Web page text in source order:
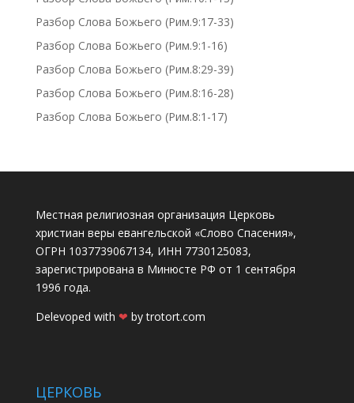
Разбор Слова Божьего (Рим.9:17-33)
Разбор Слова Божьего (Рим.9:1-16)
Разбор Слова Божьего (Рим.8:29-39)
Разбор Слова Божьего (Рим.8:16-28)
Разбор Слова Божьего (Рим.8:1-17)
Местная религиозная организация Церковь
христиан веры евангельской «Слово Спасения»,
ОГРН 1037739067134, ИНН 7730125083,
зарегистрирована в Минюсте РФ от 1 сентября
1996 года.
Delevoped with ❤ bytrotort.com
ЦЕРКОВЬ